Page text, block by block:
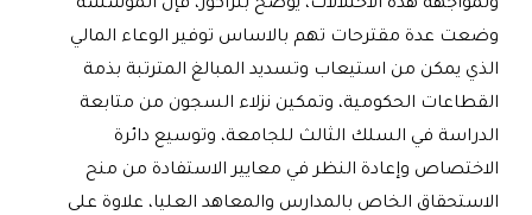
وضعت عدة مقترحات تهم بالاساس توفير الوعاء المالي
الذي يمكن من استيعاب وتسديد المبالغ المترتبة بذمة
القطاعات الحكومية، وتمكين نزلاء السجون من متابعة
الدراسة في السلك الثالث للجامعة، وتوسيع دائرة
الاختصاص وإعادة النظر في معايير الاستفادة من منح
الاستحقاق الخاص بالمدارس والمعاهد العليا، علاوة على